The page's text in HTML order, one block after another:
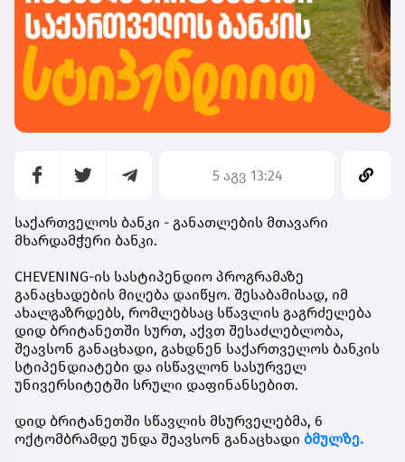
5 აგვ 13:24
საქართველოს ბანკი - განათლების მთავარი
მხარდამჭერი ბანკი.
CHEVENING-ის სასტიპენდიო პროგრამაზე
განაცხადების მიღება დაიწყო. შესაბამისად, იმ
ახალგაზრდებს, რომლებსაც სწავლის გაგრძელება
დიდ ბრიტანეთში სურთ, აქვთ შესაძლებლობა,
შეავსონ განაცხადი, გახდნენ საქართველოს ბანკის
სტიპენდიატები და ისწავლონ სასურველ
უნივერსიტეტში სრული დაფინანსებით.
დიდ ბრიტანეთში სწავლის მსურველებმა, 6
ოქტომბრამდე უნდა შეავსონ განაცხადი ბმულზე.